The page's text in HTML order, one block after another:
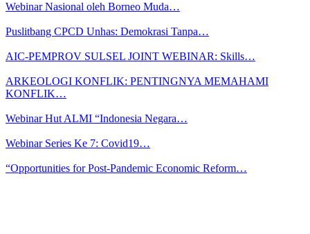
Webinar Nasional oleh Borneo Muda…
Puslitbang CPCD Unhas: Demokrasi Tanpa…
AIC-PEMPROV SULSEL JOINT WEBINAR: Skills…
ARKEOLOGI KONFLIK: PENTINGNYA MEMAHAMI
KONFLIK…
Webinar Hut ALMI “Indonesia Negara…
Webinar Series Ke 7: Covid19…
“Opportunities for Post-Pandemic Economic Reform…